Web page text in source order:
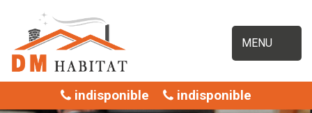
MENU
indisponible indisponible